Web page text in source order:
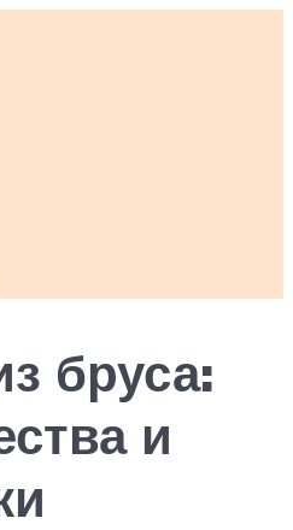
бруса:
и